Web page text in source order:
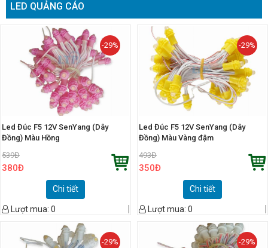
LED QUẢNG CÁO
-29%
Led Đúc F5 12V SenYang (Dây
Đồng) Màu Hồng
539Đ
380Đ
Chi tiết
Lượt mua: 0
-29%
Led Đúc F5 12V SenYang (Dây
Đồng) Màu Vàng đậm
493Đ
350Đ
Chi tiết
Lượt mua: 0
-29% -29%